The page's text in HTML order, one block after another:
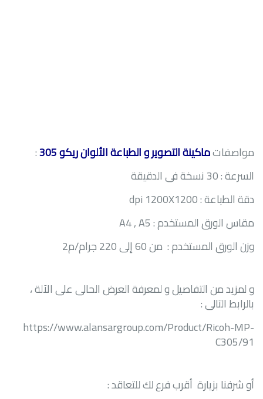
مواصفاتماكينة التصوير و الطباعة الألوان ريكو 305
:
السرعة : 30 نسخة فى الدقيقة
دقة الطباعة :dpi 1200X1200
مقاس الورق المستخدم :A4 , A5
وزن الورق المستخدم : من 60 إلى 220 جرام/م2
و لمزيد من التفاصيل و لمعرفة العرض الحالى على الآلة ،
بالرابط التالى :
https://www.alansargroup.com/Product/Ricoh-MP-
C305/91
أو شرفنا بزيارة أقرب فرع لك للتعاقد :